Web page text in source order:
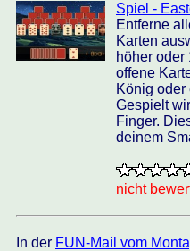
Spiel -
Entferne
Karten
höher
offene
König oder
Gespielt
Finger.
deinem
nicht
In der FUN-Mail vom